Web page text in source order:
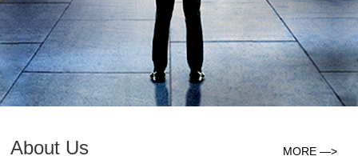
About Us MORE —>